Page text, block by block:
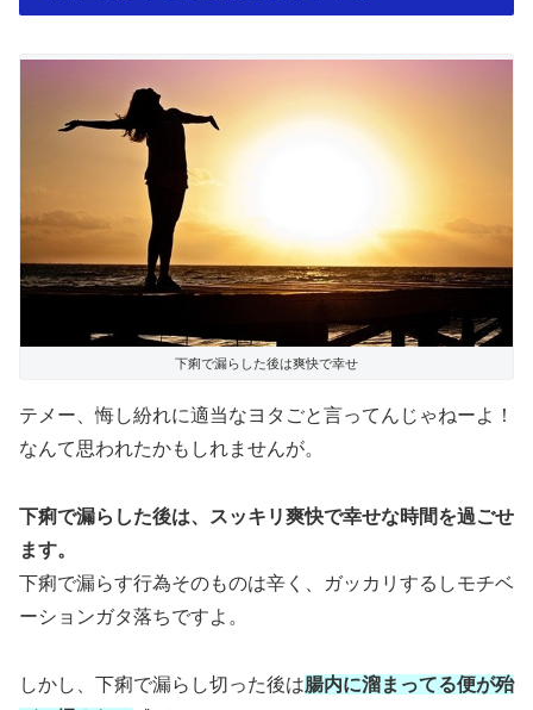
下痢で漏らした後は爽快で幸せ
テメー、悔し紛れに適当なヨタごと言ってんじゃねーよ！
なんて思われたかもしれませんが。
下痢で漏らした後は、スッキリ爽快で幸せな時間を過ごせ
ます。
下痢で漏らす行為そのものは辛く、ガッカリするしモチベ
ーションガタ落ちですよ。
しかし、下痢で漏らし切った後は腸内に溜まってる便が殆